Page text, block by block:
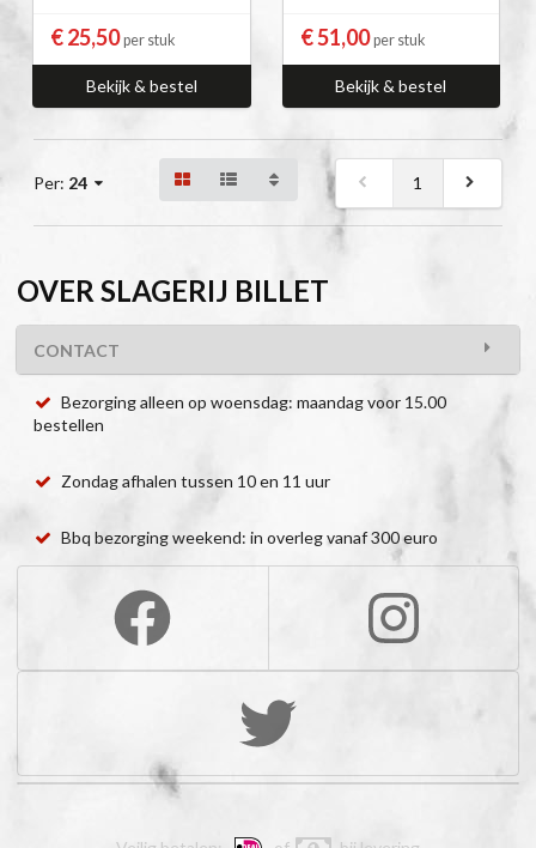
€ 25,50per stuk
Bekijk & bestel
€ 51,00per stuk
Bekijk & bestel
Per: 24 1
OVER SLAGERIJ BILLET
CONTACT
Bezorging alleen op woensdag: maandag voor 15.00
bestellen
Zondag afhalen tussen 10 en 11 uur
Bbq bezorging weekend: in overleg vanaf 300 euro